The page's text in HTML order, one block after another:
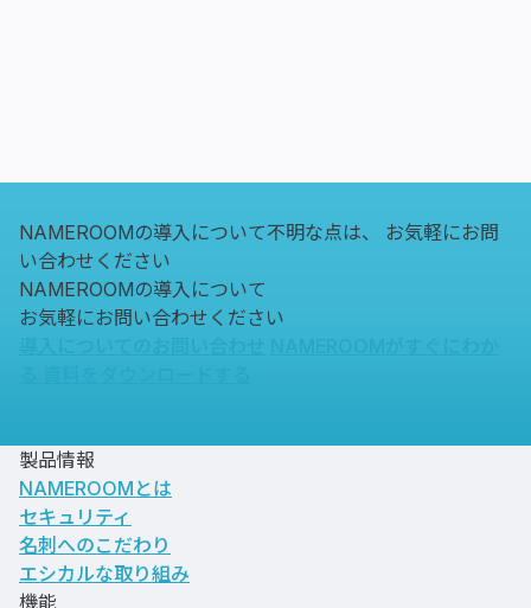
NAMEROOMの導入について不明な点は、
お気軽にお問
い合わせください
NAMEROOMの導入について
お気軽にお問い合わせください
製品情報
NAMEROOMとは
セキュリティ
名刺へのこだわり
エシカルな取り組み
機能